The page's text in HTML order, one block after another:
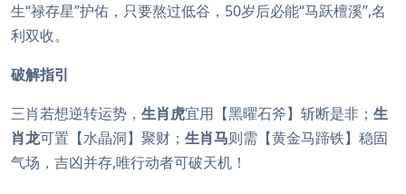
生“禄存星”护佑，只要熬过低谷，50岁后必能“马跃檀溪”,名
利双收。
破解指引
三肖若想逆转运势， 生肖虎宜用【黑曜石斧】斩断是非； 生
肖龙可置【水晶洞】聚财； 生肖马则需【黄金马蹄铁】稳固
气场，吉凶并存,唯行动者可破天机！